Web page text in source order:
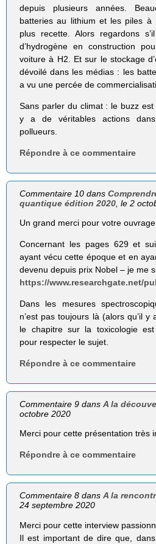
depuis plusieurs années.
batteries au lithium et les piles à
plus recette. Alors regardons
d’hydrogène en construction
voiture à H2. Et sur le stockage
dévoilé dans les médias : les
a vu une percée de
Sans parler du climat : le buzz
y a de véritables actions
pollueurs.
Répondre à ce commentaire
Commentaire 10 dans
quantique édition 2020 , le 2
Un grand merci pour votre ouvrage.
Concernant les pages 629 et
ayant vécu cette époque et en
devenu depuis prix Nobel – je me
https://www.researchgate.net/
Dans les mesures
n’est pas toujours là (alors qu’il
le chapitre sur la toxicologie
pour respecter le sujet.
Répondre à ce commentaire
Commentaire 9 dansA la
octobre 2020
Merci pour cette présentation très
Répondre à ce commentaire
Commentaire 8 dansA la
24 septembre 2020
Merci pour cette interview
Il est important de dire que,